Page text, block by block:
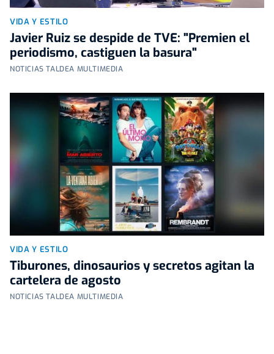
VIDA Y ESTILO
Javier Ruiz se despide de TVE: "Premien el
periodismo, castiguen la basura"
NOTICIAS TALDEA MULTIMEDIA
VIDA Y ESTILO
Tiburones, dinosaurios y secretos agitan la
cartelera de agosto
NOTICIAS TALDEA MULTIMEDIA